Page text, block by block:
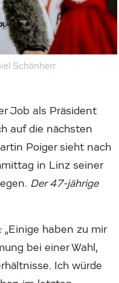
Schönherr
Job als Präsident
auf die nächsten
Poiger sieht nach
in Linz seiner
Der 47-jährige
„Einige haben zu mir
bei einer Wahl,
Ich würde